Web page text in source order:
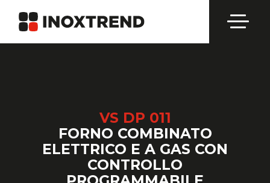
VS DP 011
FORNO COMBINATO
ELETTRICO E A GAS CON
CONTROLLO